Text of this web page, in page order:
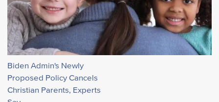
Biden Admin's Newly
Proposed Policy Cancels
Christian Parents, Experts